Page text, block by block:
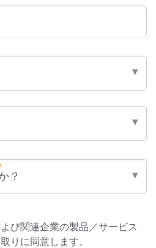
び関連企業の製品／サービス
りに同意します。